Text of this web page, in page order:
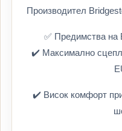
Производител
✅ Предимства на
✔️ Максимално
✔️ Висок комфорт